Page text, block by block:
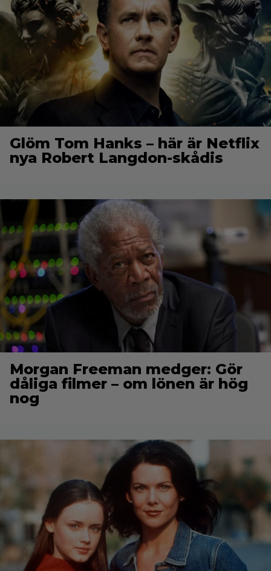
Glöm Tom Hanks – här är Netflix
nya Robert Langdon-skådis
Morgan Freeman medger: Gör
dåliga filmer – om lönen är hög
nog